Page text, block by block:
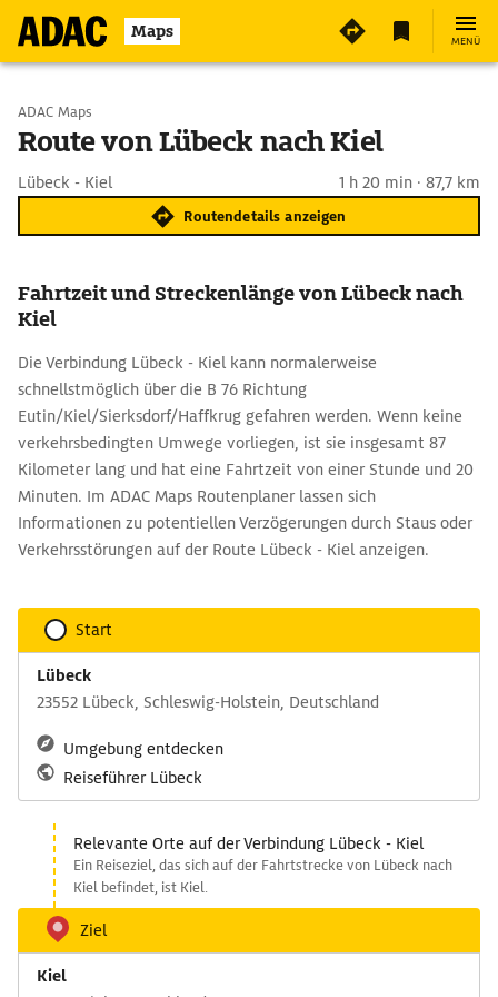
Maps MENÜ
Start wählen
ADAC Maps
Route von Lübeck nach Kiel
Lübeck - Kiel 1 h 20 min · 87,7 km
Routendetails anzeigen
Fahrtzeit und Streckenlänge von Lübeck nach
Kiel
Die Verbindung Lübeck - Kiel kann normalerweise
schnellstmöglich über die B 76 Richtung
Eutin/Kiel/Sierksdorf/Haffkrug gefahren werden. Wenn keine
verkehrsbedingten Umwege vorliegen, ist sie insgesamt 87
Kilometer lang und hat eine Fahrtzeit von einer Stunde und 20
Minuten. Im ADAC Maps Routenplaner lassen sich
Informationen zu potentiellen Verzögerungen durch Staus oder
Verkehrsstörungen auf der Route Lübeck - Kiel anzeigen.
Start
Lübeck
23552 Lübeck, Schleswig-Holstein, Deutschland
Umgebung entdecken
Reiseführer Lübeck
Relevante Orte auf der Verbindung Lübeck - Kiel
Ein Reiseziel, das sich auf der Fahrtstrecke von Lübeck nach
Kiel befindet, ist Kiel.
Ziel
Kiel